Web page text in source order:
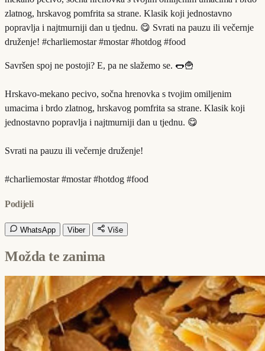
zlatnog, hrskavog pomfrita sa strane. Klasik koji jednostavno
popravlja i najtmurniji dan u tjednu. 😋 Svrati na pauzu ili večernje
druženje! #charliemostar #mostar #hotdog #food
Savršen spoj ne postoji? E, pa ne slažemo se. 🌭🍟
Hrskavo-mekano pecivo, sočna hrenovka s tvojim omiljenim
umacima i brdo zlatnog, hrskavog pomfrita sa strane. Klasik koji
jednostavno popravlja i najtmurniji dan u tjednu. 😋
Svrati na pauzu ili večernje druženje!
#charliemostar #mostar #hotdog #food
Podijeli
WhatsApp Viber Više
Možda te zanima